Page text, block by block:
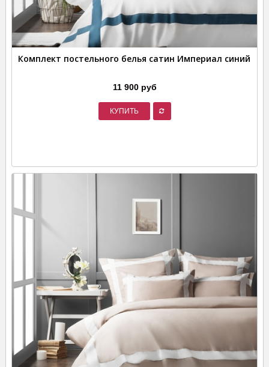
Комплект постельного белья сатин Империал синий
11 900 руб
КУПИТЬ